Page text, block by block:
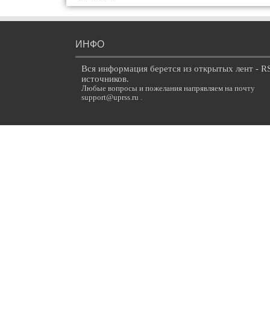
ИНФО
Вся информация берется из открытых лент -
источников.
Любые вопросы и пожелания напрявляем на почту
support@uprss.ru .